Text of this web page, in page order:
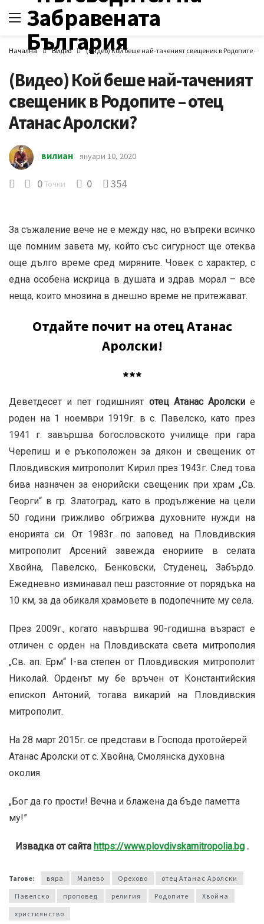
Начална Видео (Видео) Кой беше най-таченият свещеник в Родопите –
(Видео) Кой беше най-таченият
свещеник в Родопите – отец
Атанас Аролски?
вилиан януари 10, 2020
0Точки 0 354
За съжаление вече не е между нас, но въпреки всичко
ще помним завета му, който със сигурност ще отеква
още дълго време сред миряните. Човек с характер, с
една особена искрица в душата и здрав морал – все
неща, които мнозина в днешно време не притежават.
Отдайте почит на отец Атанас
Аролски!
***
Деветдесет и пет годишният отец Атанас Аролские
роден на 1 ноември 1919г. в с. Павелско, като през
1941 г. завършва богословското училище при гара
Черепиш и е ръкоположен за дякон и свещеник от
Пловдивския митрополит Кирил през 1943г. След това
бива назначен за енорийски свещеник при храм „Св.
Георги“ в гр. Златоград, като в продължение на цели
50 години грижливо обгрижва духовните нужди на
енорията си. От 1983г. по заповед на Пловдивския
митрополит Арсений завежда енориите в селата
Хвойна, Павелско, Бенковски, Студенец, Забърдо.
Ежедневно изминавал пеш разстояние от порядъка на
10 км, за да обикаля храмовете в подопечните му села.
През 2009г., когато навършва 90-годишна възраст е
отличен с орден на Пловдивската света митрополия
„Св. ап. Ерм“ І-ва степен от Пловдивския митрополит
Николай. Орденът му бе връчен от Константийския
епископ Антоний, тогава викарий на Пловдивския
митрополит.
На 28 март 2015г. се представи в Господа протойерей
Атанас Аролски от с. Хвойна, Смолянска духовна
околия.
„Бог да го прости! Вечна и блажена да бъде паметта
му!”
Извадка от сайта https://www.plovdivskamitropolia.bg .
Тагове: вяра Малево Орехово
отец Атанас Аролски
Павелско
проповед религия Родопите
Хвойна
християнство